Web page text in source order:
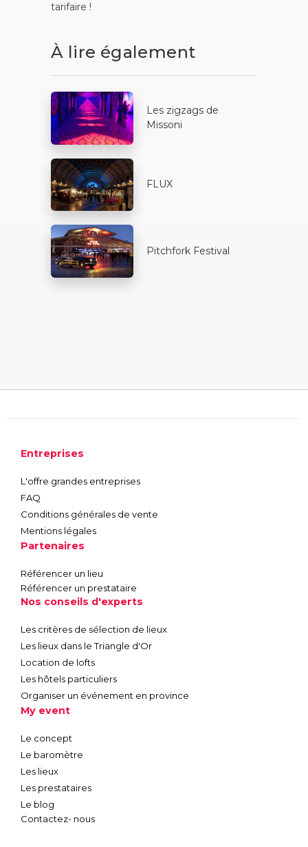
tarifaire !
À lire également
Les zigzags de
Missoni
FLUX
Pitchfork Festival
Entreprises
L'offre grandes entreprises
FAQ
Conditions générales de vente
Mentions légales
Partenaires
Référencer un lieu
Référencer un prestataire
Nos conseils d'experts
Les critères de sélection de lieux
Les lieux dans le Triangle d'Or
Location de lofts
Les hôtels particuliers
Organiser un événement en province
My event
Le concept
Le baromètre
Les lieux
Les prestataires
Le blog
Contactez- nous